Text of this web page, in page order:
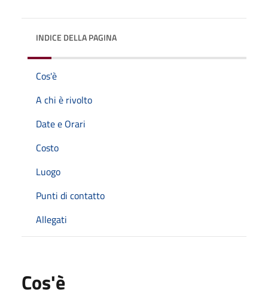
INDICE DELLA PAGINA
Cos'è
A chi è rivolto
Date e Orari
Costo
Luogo
Punti di contatto
Allegati
Cos'è